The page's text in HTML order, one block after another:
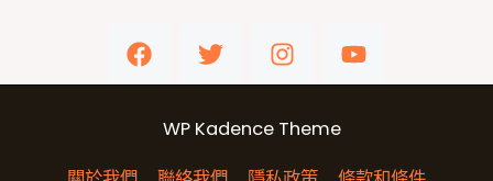
WP Kadence Theme